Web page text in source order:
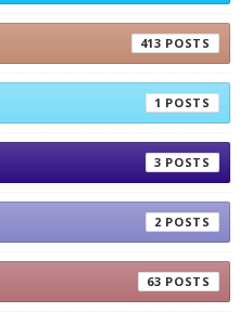
413
1
3
2
63